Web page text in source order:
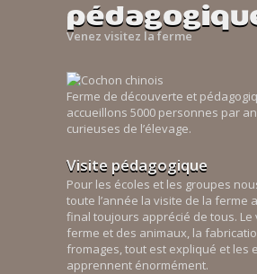
Venez visitez la ferme
Ferme de découverte et
accueillons 5000 personnes par
curieuses de l’élevage.
Visite pédagogique
Pour les écoles et les groupes
toute l’année la visite de la ferme
final toujours apprécié de tous. Le
ferme et des animaux, la
fromages, tout est expliqué et les
apprennent énormément.